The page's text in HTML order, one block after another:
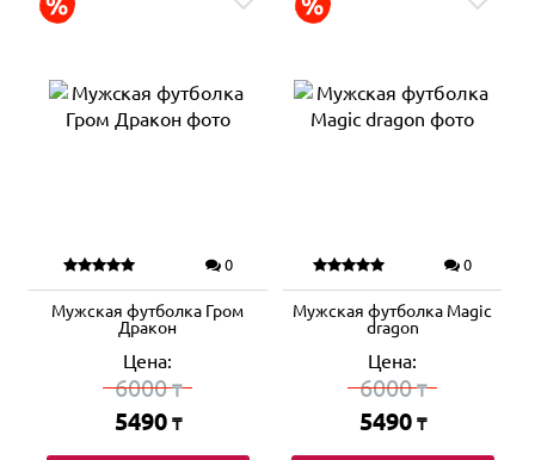
0
Мужская футболка Гром
Дракон
Цена:
6000₸
5490 ₸
0
Мужская футболка Magic
dragon
Цена:
6000₸
5490 ₸